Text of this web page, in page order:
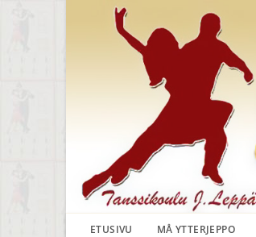
ETUSIVU MÅ YTTERJEPPO